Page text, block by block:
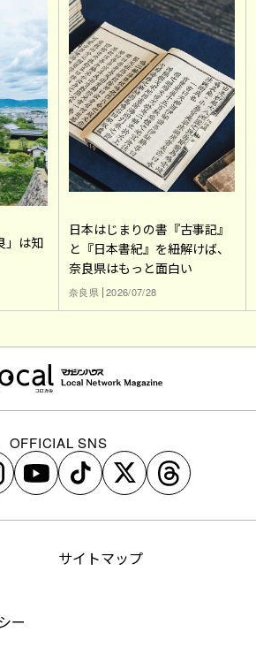
」は知
日本はじまりの書『古事記』
と『日本書紀』を紐解けば、
奈良県はもっと面白い
奈良県 2026/07/28
OFFICIAL SNS
ー
サイトマップ